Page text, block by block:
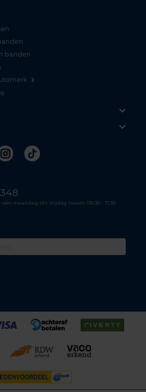
banden
Instagram
Tiktok
maandag t/m vrijdag tussen 08.00 - 17.30